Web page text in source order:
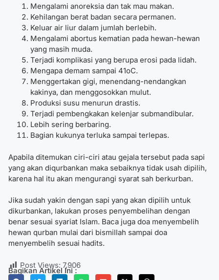
Mengalami anoreksia dan tak mau makan.
Kehilangan berat badan secara permanen.
Keluar air liur dalam jumlah berlebih.
Mengalami abortus kematian pada hewan-hewan
yang masih muda.
Terjadi komplikasi yang berupa erosi pada lidah.
Mengapa demam sampai 41oC.
Menggertakan gigi, menendang-nendangkan
kakinya, dan menggosokkan mulut.
Produksi susu menurun drastis.
Terjadi pembengkakan kelenjar submandibular.
Lebih sering berbaring.
Bagian kukunya terluka sampai terlepas.
Apabila ditemukan ciri-ciri atau gejala tersebut pada sapi
yang akan diqurbankan maka sebaiknya tidak usah dipilih,
karena hal itu akan mengurangi syarat sah berkurban.
Jika sudah yakin dengan sapi yang akan dipilih untuk
dikurbankan, lakukan proses penyembelihan dengan
benar sesuai syariat Islam. Baca juga doa menyembelih
hewan qurban mulai dari bismillah sampai doa
menyembelih sesuai hadits.
Post Views: 7,906
Bagikan Artikel Ini :